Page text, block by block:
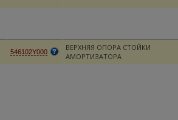
546102Y000
ВЕРХНЯЯ ОПОРА СТОЙКИ
АМОРТИЗАТОРА